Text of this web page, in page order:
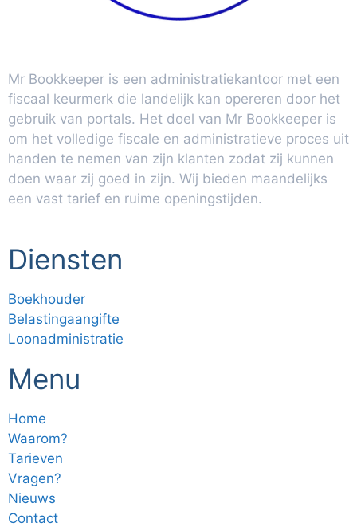
Mr Bookkeeper is een administratiekantoor met een
fiscaal keurmerk die landelijk kan opereren door het
gebruik van portals. Het doel van Mr Bookkeeper is
om het volledige fiscale en administratieve proces uit
handen te nemen van zijn klanten zodat zij kunnen
doen waar zij goed in zijn. Wij bieden maandelijks
een vast tarief en ruime openingstijden.
Diensten
Boekhouder
Belastingaangifte
Loonadministratie
Menu
Home
Waarom?
Tarieven
Vragen?
Nieuws
Contact